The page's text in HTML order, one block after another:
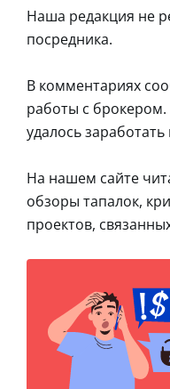
Наша редакция не
посредника.
В комментариях
работы с брокером.
удалось
На нашем сайте
обзоры тапалок,
проектов,